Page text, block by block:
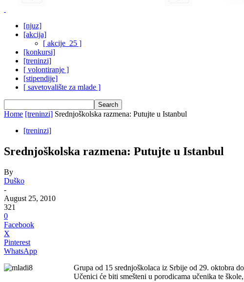
[njuz]
[akcija]
[ akcije_25 ]
[konkursi]
[treninzi]
[ volontiranje ]
[stipendije]
[ savetovalište za mlade ]
Home [treninzi] Srednjoškolska razmena: Putujte u Istanbul
[treninzi]
Srednjoškolska razmena: Putujte u Istanbul
By
Duško
-
August 25, 2010
321
0
Facebook
X
Pinterest
WhatsApp
Grupa od 15 srednjoškolaca iz Srbije od 29. oktobra
Učenici će biti smešteni u porodicama učenika te